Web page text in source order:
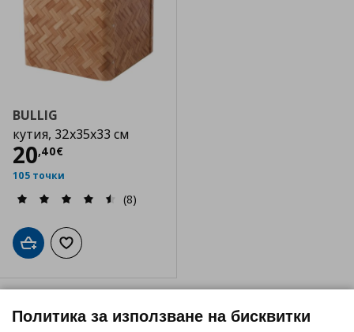
BULLIG
кутия, 32x35x33 см
20,40€
Цена
105 точки
(8)
Добави в кошницата
Добави към списъка с любими
Нагоре
Политика за използване на бисквитки